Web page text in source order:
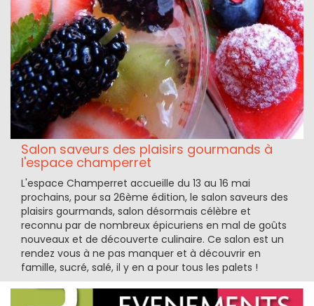
Salon saveurs des plaisirs gourmands à
l'espace champerret
L'espace Champerret accueille du 13 au 16 mai
prochains, pour sa 26ème édition, le salon saveurs des
plaisirs gourmands, salon désormais célèbre et
reconnu par de nombreux épicuriens en mal de goûts
nouveaux et de découverte culinaire. Ce salon est un
rendez vous à ne pas manquer et à découvrir en
famille, sucré, salé, il y en a pour tous les palets !